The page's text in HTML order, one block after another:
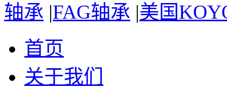
轴承 |FAG轴承 |美国
首页
关于我们